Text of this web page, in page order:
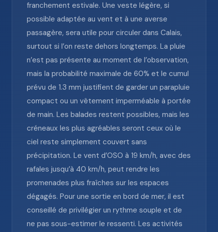
franchement estivale. Une veste légère, si
possible adaptée au vent et à une averse
passagère, sera utile pour circuler dans Calais,
surtout si l’on reste dehors longtemps. La pluie
n’est pas présente au moment de l’observation,
mais la probabilité maximale de 60% et le cumul
prévu de 1.3 mm justifient de garder un parapluie
compact ou un vêtement imperméable à portée
de main. Les balades restent possibles, mais les
créneaux les plus agréables seront ceux où le
ciel reste simplement couvert sans
précipitation. Le vent d’OSO à 19 km/h, avec des
rafales jusqu’à 40 km/h, peut rendre les
promenades plus fraîches sur les espaces
dégagés. Pour une sortie en bord de mer, il est
conseillé de privilégier un rythme souple et de
ne pas sous-estimer le ressenti. Les activités